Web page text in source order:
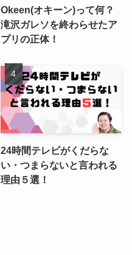
Okeen(オキーン)って何？
滝沢ガレソを終わらせたア
プリの正体！
24時間テレビがくだらな
い・つまらないと言われる
理由５選！